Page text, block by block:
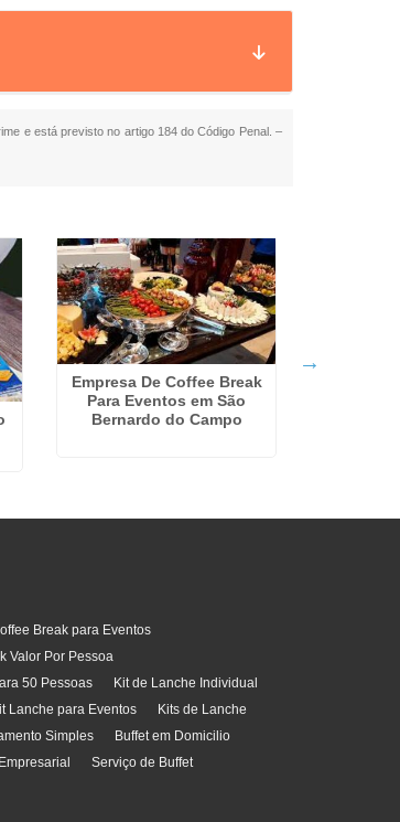
e está previsto no artigo 184 do Código Penal. –
Empresa De Coffee Break
Para Eventos em São
Bernardo do Campo
Break para Eventos
Valor Por Pessoa
50 Pessoas
Kit de Lanche Individual
Lanche para Eventos
Kits de Lanche
Simples
Buffet em Domicilio
Serviço de Buffet